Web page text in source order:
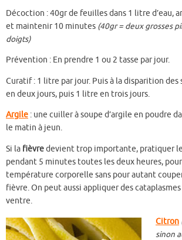
Décoction : 40gr de feuilles dans 1 litre d’eau,
et maintenir 10 minutes (40gr = deux grosses
doigts)
Prévention : En prendre 1 ou 2 tasse par jour.
Curatif : 1 litre par jour. Puis à la disparition
en deux jours, puis 1 litre en trois jours.
Argile : une cuiller à soupe d’argile en poudre
le matin à jeun.
Si la fièvredevient trop importante, pratiquer
pendant 5 minutes toutes les deux heures,
température corporelle sans pour autant
fièvre. On peut aussi appliquer des cataplasmes
ventre.
Citron
sinon